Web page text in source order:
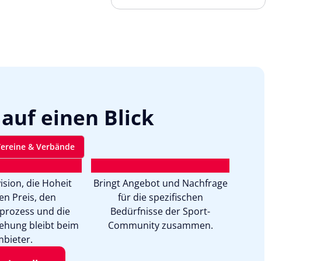
einen Blick
& Verbände
die Hoheit
Preis, den
und die
bleibt beim
Bringt Angebot und Nachfrage
für die spezifischen
Bedürfnisse der Sport-
Community zusammen.